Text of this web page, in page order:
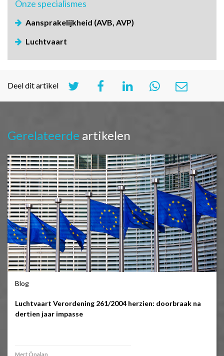
Onze specialismes
Aansprakelijkheid (AVB, AVP)
Luchtvaart
Deel dit artikel
Gerelateerde artikelen
Blog
Luchtvaart Verordening 261/2004 herzien: doorbraak na
dertien jaar impasse
Mert Önalan